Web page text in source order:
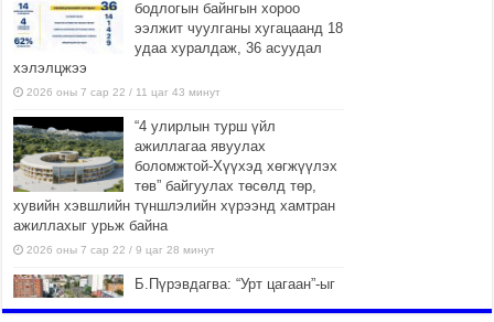
бодлогын байнгын хороо
ээлжит чуулганы хугацаанд 18
удаа хуралдаж, 36 асуудал
хэлэлцжээ
2026 оны 7 сар 22 / 11 цаг 43 минут
“4 улирлын турш үйл
ажиллагаа явуулах
боломжтой-Хүүхэд хөгжүүлэх
төв” байгуулах төсөлд төр,
хувийн хэвшлийн түншлэлийн хүрээнд хамтран
ажиллахыг урьж байна
2026 оны 7 сар 22 / 9 цаг 28 минут
Б.Пүрэвдагва: “Урт цагаан”-ыг